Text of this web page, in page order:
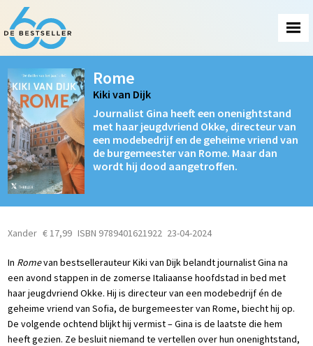
Rome
Kiki van Dijk
Journalist Gina heeft een onenightstand
met haar jeugdvriend Okke, directeur van
een modebedrijf en de geheime vriend van
de burgemeester van Rome. Maar dan
wordt hij dood aangetroffen.
Xander € 17,99 ISBN 9789401621922 23-04-2024
In Romevan bestsellerauteur Kiki van Dijk belandt journalist Gina na
een avond stappen in de zomerse Italiaanse hoofdstad in bed met
haar jeugdvriend Okke. Hij is directeur van een modebedrijf én de
geheime vriend van Sofia, de burgemeester van Rome, biecht hij op.
De volgende ochtend blijkt hij vermist – Gina is de laatste die hem
heeft gezien. Ze besluit niemand te vertellen over hun onenightstand,